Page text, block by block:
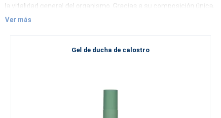
la vitalidad general del organismo. Gracias a su composición única,
el calostro es un ingrediente cada vez más popular en los
para los niños, especialmente a la hora de reforzar su sistema
Inmunoglobulinas: anticuerpos ya formados
Ver más
Gel de ducha de calostro